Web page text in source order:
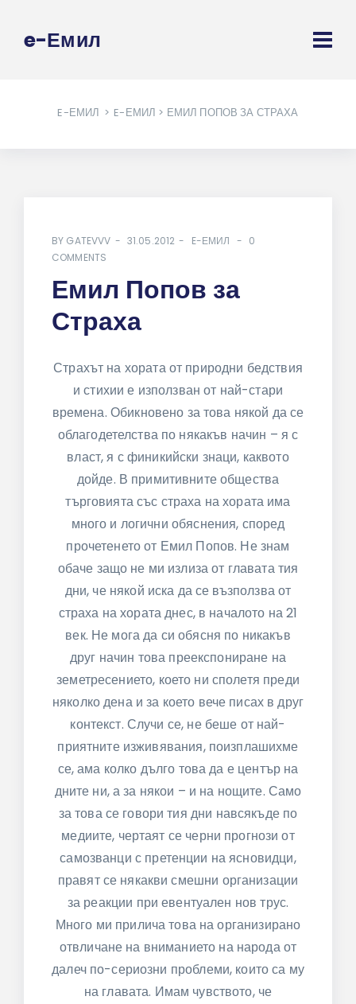
e-Емил
E-ЕМИЛ > E-ЕМИЛ > ЕМИЛ ПОПОВ ЗА СТРАХА
BY GATEVVV 31.05.2012 E-ЕМИЛ
0
COMMENTS
Емил Попов за
Страха
Страхът на хората от природни бедствия
и стихии е използван от най-стари
времена. Обикновено за това някой да се
облагодетелства по някакъв начин – я с
власт, я с финикийски знаци, каквото
дойде. В примитивните общества
търговията със страха на хората има
много и логични обяснения, според
прочетенето от Емил Попов. Не знам
обаче защо не ми излиза от главата тия
дни, че някой иска да се възползва от
страха на хората днес, в началото на 21
век. Не мога да си обясня по никакъв
друг начин това преекспониране на
земетресението, което ни сполетя преди
няколко дена и за което вече писах в друг
контекст. Случи се, не беше от най-
приятните изживявания, поизплашихме
се, ама колко дълго това да е център на
дните ни, а за някои – и на нощите. Само
за това се говори тия дни навсякъде по
медиите, чертаят се черни прогнози от
самозванци с претенции на ясновидци,
правят се някакви смешни организации
за реакции при евентуален нов трус.
Много ми прилича това на организирано
отвличане на вниманието на народа от
далеч по-сериозни проблеми, които са му
на главата. Имам чувството, че